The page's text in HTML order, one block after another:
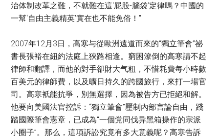
治体制改革之難，不就難在這‘屁股-腦袋’定律嗎？中國的
一幫‘自由主義精英’實在也不能免俗！”
2007年12月3日，高寒与從歐洲遠道而來的“獨立筆會”祕
書長張裕在紐約法庭上狹路相逢。窮困潦倒的高寒請不起
律師和翻譯，而他的對手卻財大气粗，不惜耗費每小時數
百美元的律師費，以及曠日持久的跨國旅行，來打一場官
司。高寒衹能抗爭，別無選擇，因為被告方已拒絕和解。
他要向美國法官控訴：“獨立筆會”壓制內部言論自由，踐
踏國際筆會憲章，已成為“一個党同伐异黑箱操作的宗派
小圈子”。那么，這項訴訟究竟有多大意義呢？高寒告訴